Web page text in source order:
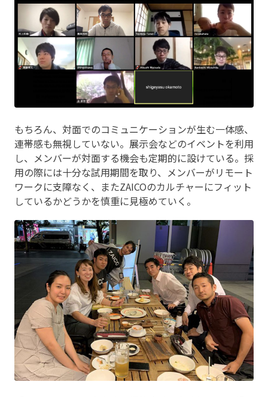
もちろん、対面でのコミュニケーションが生む一体感、
連帯感も無視していない。展示会などのイベントを利用
し、メンバーが対面する機会も定期的に設けている。採
用の際には十分な試用期間を取り、メンバーがリモート
ワークに支障なく、またZAICOのカルチャーにフィット
しているかどうかを慎重に見極めていく。